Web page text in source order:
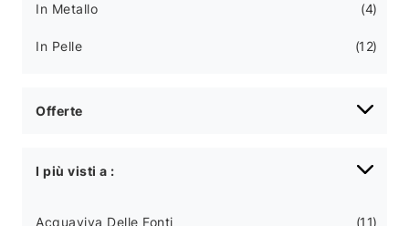
In Metallo 4
In Pelle 12
Offerte
I più visti a :
Acquaviva Delle Fonti 11